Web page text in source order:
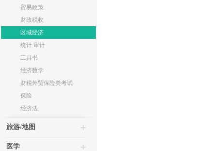
贸易政策
财政税收
区域经济
统计 审计
工具书
经济数学
财税外贸保险类考试
保险
经济法
旅游/地图
医学